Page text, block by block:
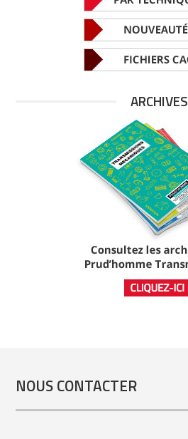
ARCHIVES
NOUS CONTACTER